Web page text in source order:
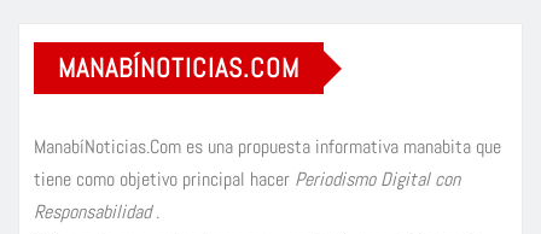
MANABÍNOTICIAS.COM
ManabíNoticias.Com es una propuesta informativa manabita que
tiene como objetivo principal hacer Periodismo Digital con
Responsabilidad.